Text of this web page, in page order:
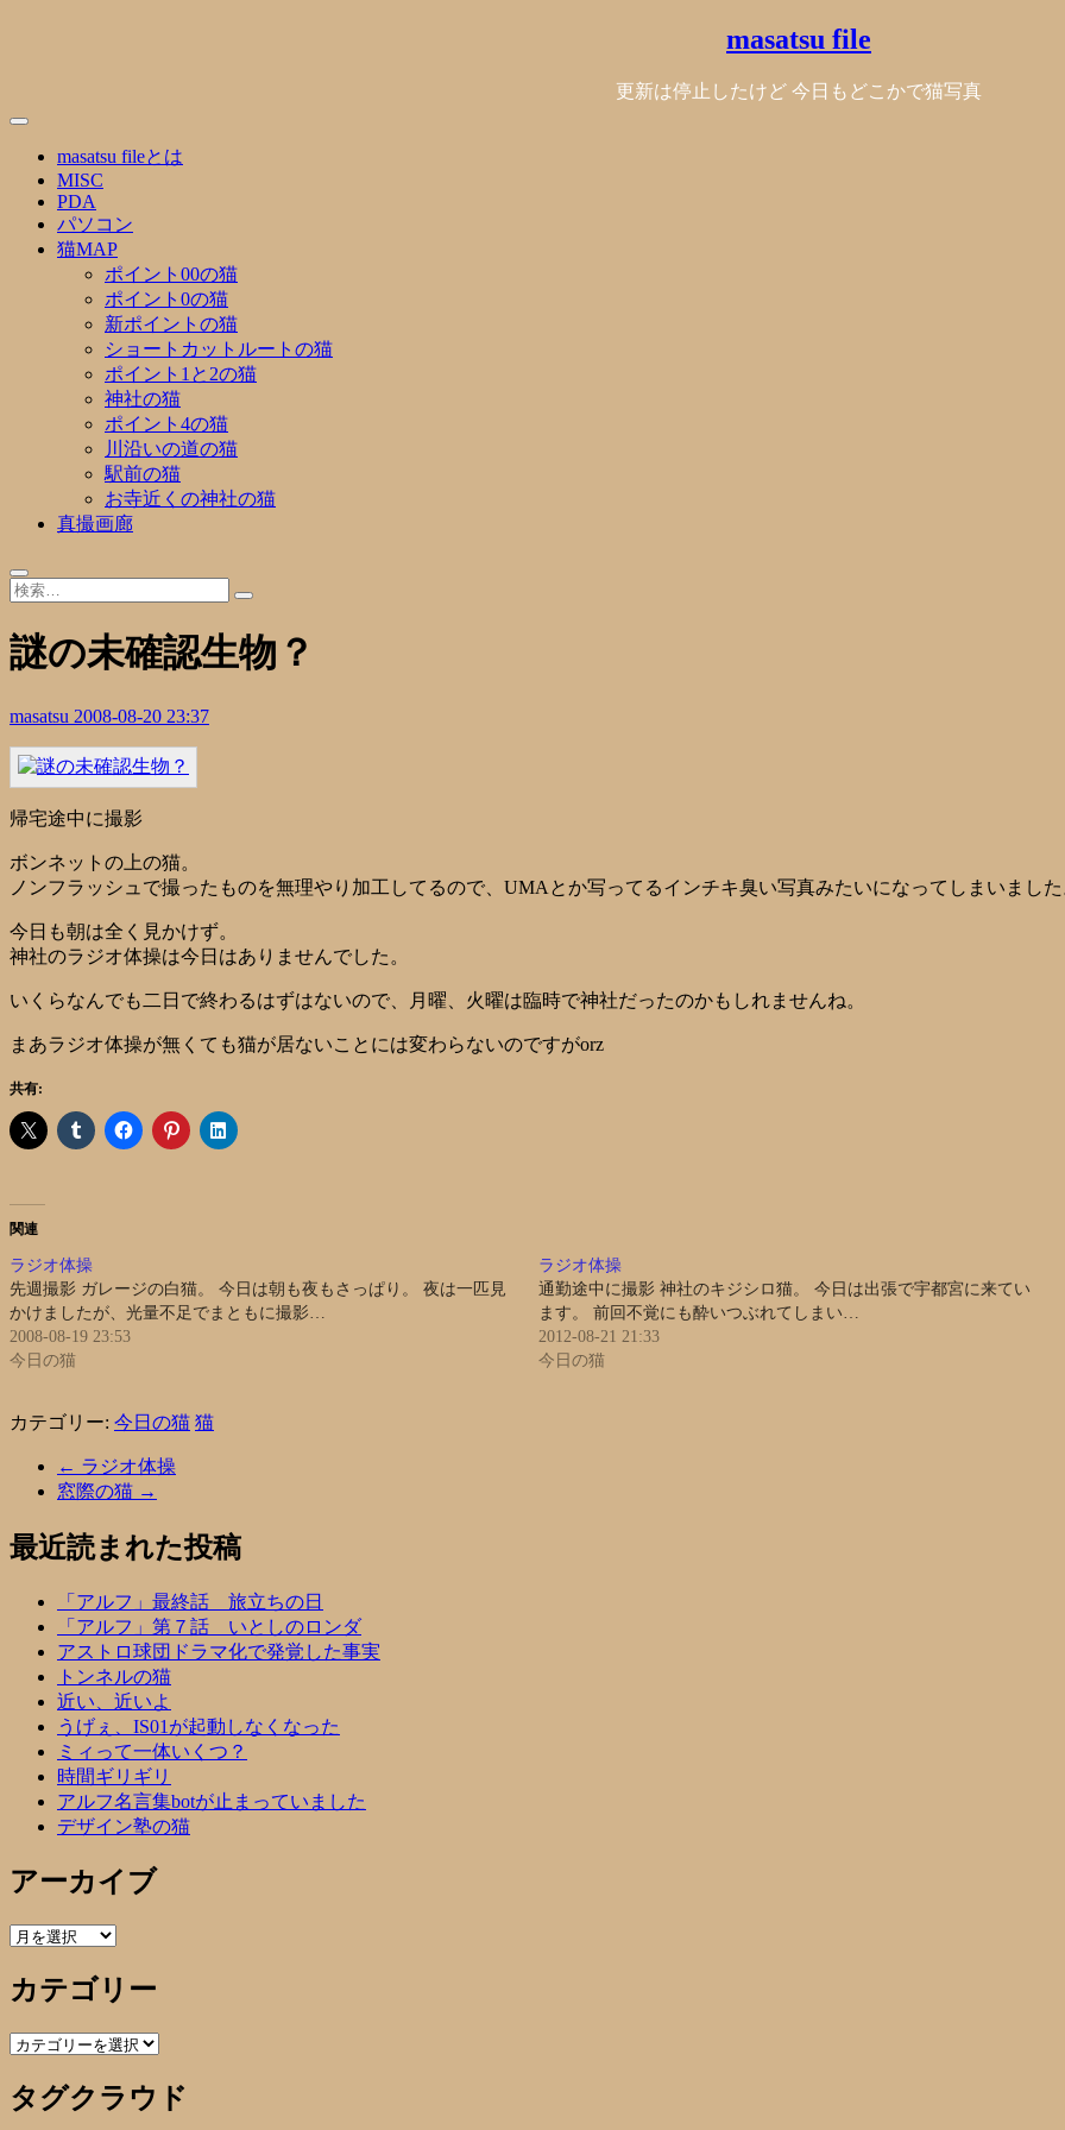
masatsu file
更新は停止したけど 今日もどこかで猫写真
masatsu fileとは
MISC
PDA
パソコン
猫MAP
ポイント00の猫
ポイント0の猫
新ポイントの猫
ショートカットルートの猫
ポイント1と2の猫
神社の猫
ポイント4の猫
川沿いの道の猫
駅前の猫
お寺近くの神社の猫
真撮画廊
謎の未確認生物？
masatsu 2008-08-20 23:37
帰宅途中に撮影
ボンネットの上の猫。
ノンフラッシュで撮ったものを無理やり加工してるので、UMAとか写ってるインチキ臭い写真みたいになってしまいまし
今日も朝は全く見かけず。
神社のラジオ体操は今日はありませんでした。
いくらなんでも二日で終わるはずはないので、月曜、火曜は臨時で神社だったのかもしれませんね。
まあラジオ体操が無くても猫が居ないことには変わらないのですがorz
共有:
関連
ラジオ体操
先週撮影 ガレージの白猫。 今日は朝も夜もさっぱり。 夜は一匹見
かけましたが、光量不足でまともに撮影…
2008-08-19 23:53
今日の猫
ラジオ体操
通勤途中に撮影 神社のキジシロ猫。 今日は出張で宇都宮に来てい
ます。 前回不覚にも酔いつぶれてしまい…
2012-08-21 21:33
今日の猫
カテゴリー: 今日の猫 猫
← ラジオ体操
窓際の猫 →
最近読まれた投稿
「アルフ」最終話 旅立ちの日
「アルフ」第７話 いとしのロンダ
アストロ球団ドラマ化で発覚した事実
トンネルの猫
近い、近いよ
うげぇ、IS01が起動しなくなった
ミィって一体いくつ？
時間ギリギリ
アルフ名言集botが止まっていました
デザイン塾の猫
アーカイブ
ア
カ
イ
ブ
カテゴリー
カ
ゴ
リ
タグクラウド